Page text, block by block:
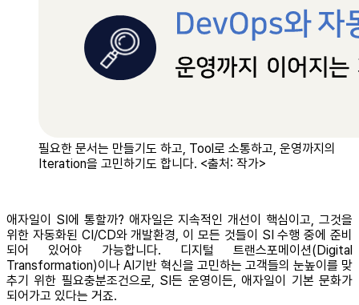
필요한 문서는 만들기도 하고, Tool로 소통하고, 운영까지의
Iteration을 고민하기도 합니다. <출처: 작가>
애자일이 SI에 통할까? 애자일은 지속적인 개선이 핵심이고, 그것을
위한 자동화된 CI/CD와 개발환경, 이 모든 것들이 SI 수행 중에 준비
되어 있어야 가능합니다. 디지털 트랜스포메이션(Digital
Transformation)이나 AI기반 혁신을 고민하는 고객들의 눈높이를 맞
추기 위한 필요충분조건으로, SI든 운영이든, 애자일이 기본 문화가
되어가고 있다는 거죠.